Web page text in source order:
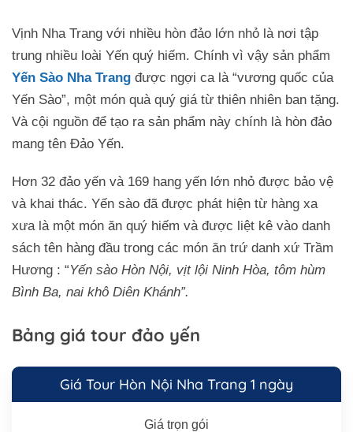
Vịnh Nha Trang với nhiều hòn đảo lớn nhỏ là nơi tập
trung nhiều loài Yến quý hiếm. Chính vì vậy sản phẩm
Yến Sào Nha Trang được ngợi ca là “vương quốc của
Yến Sào”, một món quà quý giá từ thiên nhiên ban tặng.
Và cội nguồn để tạo ra sản phẩm này chính là hòn đảo
mang tên Đảo Yến.
Hơn 32 đảo yến và 169 hang yến lớn nhỏ được bảo vệ
và khai thác. Yến sào đã được phát hiện từ hàng xa
xưa là một món ăn quý hiếm và được liệt kê vào danh
sách tên hàng đầu trong các món ăn trứ danh xứ Trầm
Hương : “Yến sào Hòn Nội, vịt lội Ninh Hòa, tôm hùm
Bình Ba, nai khô Diên Khánh”.
Bảng giá tour đảo yến
Giá Tour Hòn Nội Nha Trang 1 ngày
Giá trọn gói